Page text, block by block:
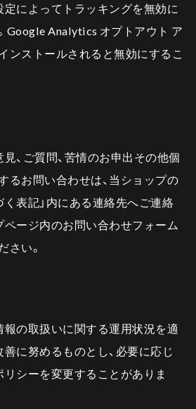
定によってトラッキングを無効に
Google Analytics オプトアウト ア
ンストールされると無効にするこ
、ご質問、苦情のお申出その他個
るお問い合わせは、当ショップの
く表記」内にある連絡先へご連絡
ページ内のお問い合わせフォーム
さい。
報の取扱いに関する運用状況を適
善に努めるものとし、必要に応じ
リシーを変更することがありま